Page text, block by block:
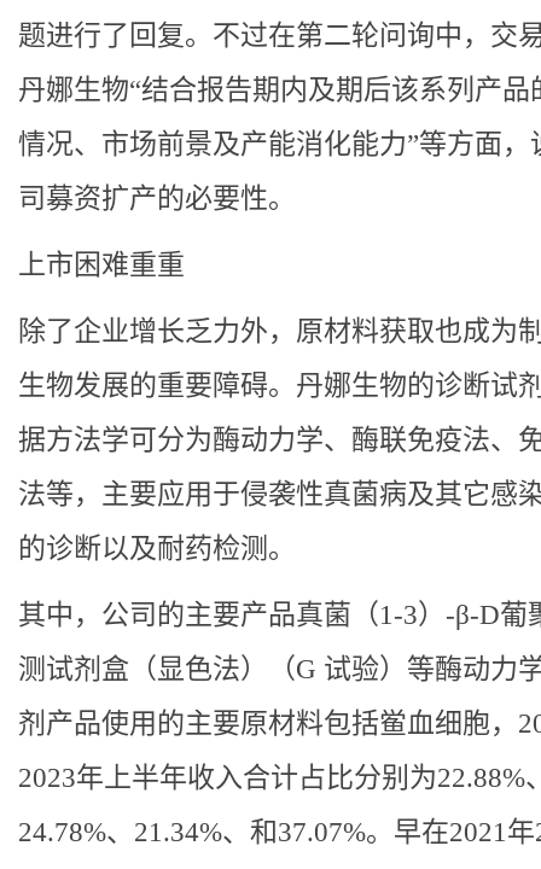
题进行了回复。不过在第二轮问询中，交
丹娜生物“结合报告期内及期后该系列产品
情况、市场前景及产能消化能力”等方面，
司募资扩产的必要性。
上市困难重重
除了企业增长乏力外，原材料获取也成为
生物发展的重要障碍。丹娜生物的诊断试
据方法学可分为酶动力学、酶联免疫法、
法等，主要应用于侵袭性真菌病及其它感
的诊断以及耐药检测。
其中，公司的主要产品真菌（1-3）-β-D葡
测试剂盒（显色法）（G 试验）等酶动力
剂产品使用的主要原材料包括鲎血细胞，
2023年上半年收入合计占比分别为22.88%
24.78%、21.34%、和37.07%。早在2021